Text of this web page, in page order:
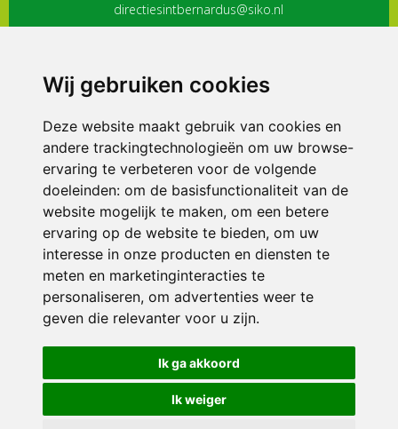
Wij gebruiken cookies
Deze website maakt gebruik van cookies en
andere trackingtechnologieën om uw browse-
ervaring te verbeteren voor de volgende
doeleinden: om de basisfunctionaliteit van de
website mogelijk te maken, om een betere
ervaring op de website te bieden, om uw
interesse in onze producten en diensten te
meten en marketinginteracties te
personaliseren, om advertenties weer te
geven die relevanter voor u zijn.
Ik ga akkoord
Ik weiger
directiesintbernardus@siko.nl
3116 JB
ONDERDEEL VAN
© 2026 Sint Bernardus | Alle rechten voorbehouden
Privacy policy|Disclaimer| Klachtenregeling|RSIN en Anbi
voorkeuren
Crealisatie The MindOffice